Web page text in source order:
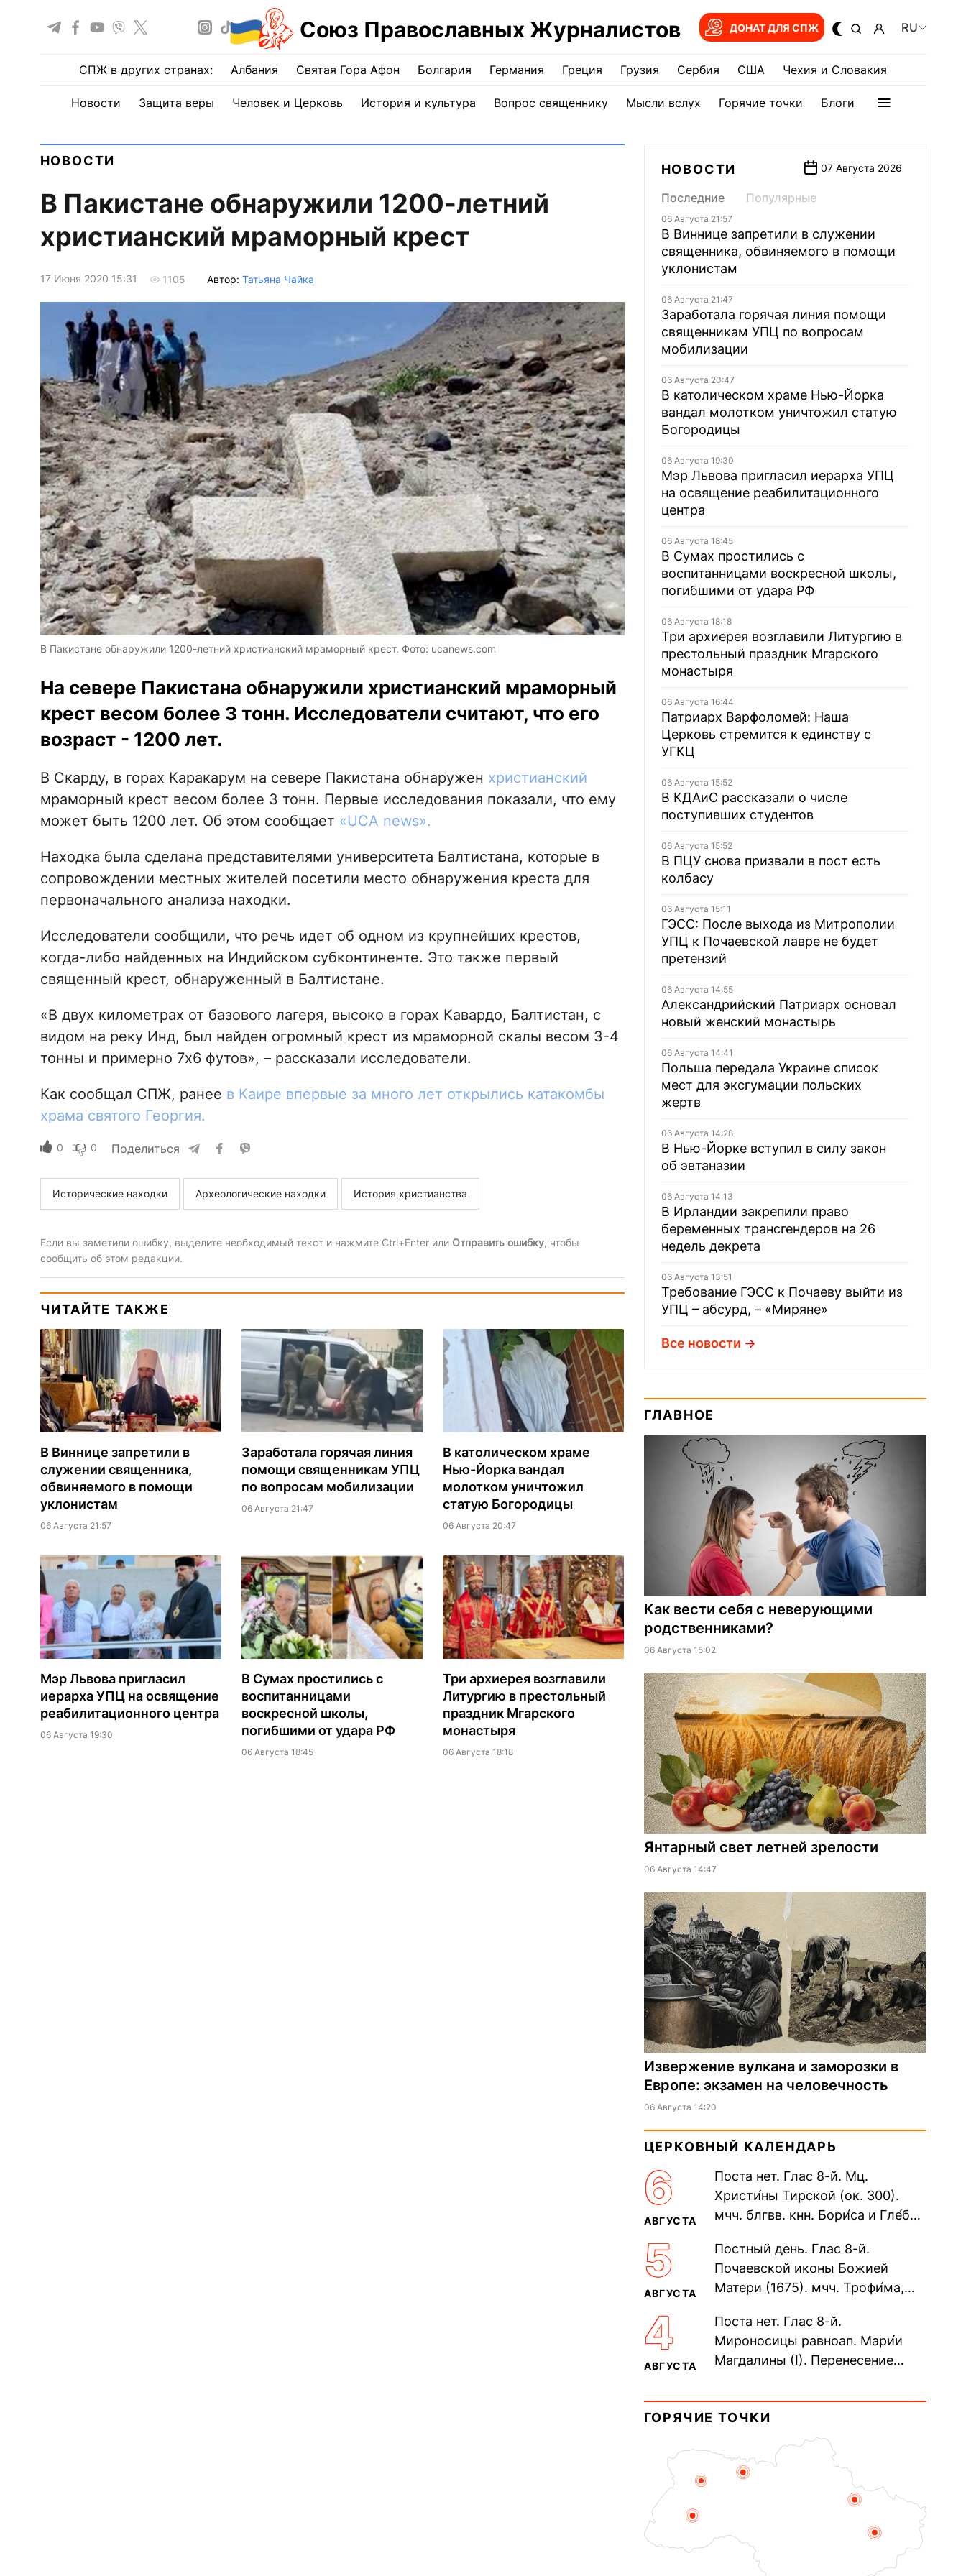
Союз Православных Журналистов ДОНАТ ДЛЯ СПЖ RU
СПЖ в других странах: Албания Святая Гора Афон Болгария Германия Греция Грузия Сербия США Чехия и Словакия
Новости Защита веры Человек и Церковь История и культура Вопрос священнику Мысли вслух Горячие точки Блоги
НОВОСТИ
В Пакистане обнаружили 1200-летний
христианский мраморный крест
17 Июня 2020 15:31 1105 Автор: Татьяна Чайка
В Пакистане обнаружили 1200-летний христианский мраморный крест. Фото: ucanews.com
На севере Пакистана обнаружили христианский мраморный
крест весом более 3 тонн. Исследователи считают, что его
возраст - 1200 лет.
В Скарду, в горах Каракарум на севере Пакистана обнаружен христианский
мраморный крест весом более 3 тонн. Первые исследования показали, что ему
может быть 1200 лет. Об этом сообщает «UCA news».
Находка была сделана представителями университета Балтистана, которые в
сопровождении местных жителей посетили место обнаружения креста для
первоначального анализа находки.
Исследователи сообщили, что речь идет об одном из крупнейших крестов,
когда-либо найденных на Индийском субконтиненте. Это также первый
священный крест, обнаруженный в Балтистане.
«В двух километрах от базового лагеря, высоко в горах Кавардо, Балтистан, с
видом на реку Инд, был найден огромный крест из мраморной скалы весом 3-4
тонны и примерно 7x6 футов», – рассказали исследователи.
Как сообщал СПЖ, ранее в Каире впервые за много лет открылись катакомбы
храма святого Георгия.
0 0 Поделиться
Исторические находки Археологические находки История христианства
Если вы заметили ошибку, выделите необходимый текст и нажмите Ctrl+Enter или Отправить ошибку, чтобы
сообщить об этом редакции.
ЧИТАЙТЕ ТАКЖЕ
В Виннице запретили в
служении священника,
обвиняемого в помощи
уклонистам
06 Августа 21:57
Заработала горячая линия
помощи священникам УПЦ
по вопросам мобилизации
06 Августа 21:47
В католическом храме
Нью-Йорка вандал
молотком уничтожил
статую Богородицы
06 Августа 20:47
Мэр Львова пригласил
иерарха УПЦ на освящение
реабилитационного центра
06 Августа 19:30
В Сумах простились с
воспитанницами
воскресной школы,
погибшими от удара РФ
06 Августа 18:45
Три архиерея возглавили
Литургию в престольный
праздник Мгарского
монастыря
06 Августа 18:18
НОВОСТИ 07 Августа 2026
Последние Популярные
06 Августа 21:57
В Виннице запретили в служении
священника, обвиняемого в помощи
уклонистам
06 Августа 21:47
Заработала горячая линия помощи
священникам УПЦ по вопросам
мобилизации
06 Августа 20:47
В католическом храме Нью-Йорка
вандал молотком уничтожил статую
Богородицы
06 Августа 19:30
Мэр Львова пригласил иерарха УПЦ
на освящение реабилитационного
центра
06 Августа 18:45
В Сумах простились с
воспитанницами воскресной школы,
погибшими от удара РФ
06 Августа 18:18
Три архиерея возглавили Литургию в
престольный праздник Мгарского
монастыря
06 Августа 16:44
Патриарх Варфоломей: Наша
Церковь стремится к единству с
УГКЦ
06 Августа 15:52
В КДАиС рассказали о числе
поступивших студентов
06 Августа 15:52
В ПЦУ снова призвали в пост есть
колбасу
06 Августа 15:11
ГЭСС: После выхода из Митрополии
УПЦ к Почаевской лавре не будет
претензий
06 Августа 14:55
Александрийский Патриарх основал
новый женский монастырь
06 Августа 14:41
Польша передала Украине список
мест для эксгумации польских
жертв
06 Августа 14:28
В Нью-Йорке вступил в силу закон
об эвтаназии
06 Августа 14:13
В Ирландии закрепили право
беременных трансгендеров на 26
недель декрета
06 Августа 13:51
Требование ГЭСС к Почаеву выйти из
УПЦ – абсурд, – «Миряне»
Все новости
ГЛАВНОЕ
Как вести себя с неверующими
родственниками?
06 Августа 15:02
Янтарный свет летней зрелости
06 Августа 14:47
Извержение вулкана и заморозки в
Европе: экзамен на человечность
06 Августа 14:20
ЦЕРКОВНЫЙ КАЛЕНДАРЬ
6
АВГУСТА
Поста нет. Глас 8-й. Мц.
Христи́ны Тирской (ок. 300).
мчч. блгвв. кнн. Бори́са и Гле́ба,
Дави́да (1015). Прп....
5
АВГУСТА
Постный день. Глас 8-й.
Почаевской иконы Божией
Матери (1675). мчч. Трофи́ма,
мучеников (284–305). прав.
воина Фео́дора...
4
АВГУСТА
Поста нет. Глас 8-й.
Мироносицы равноап. Мари́и
Магдалины (I). Перенесение
Синопского (403–404). Прп.
Корни́лия...
ГОРЯЧИЕ ТОЧКИ